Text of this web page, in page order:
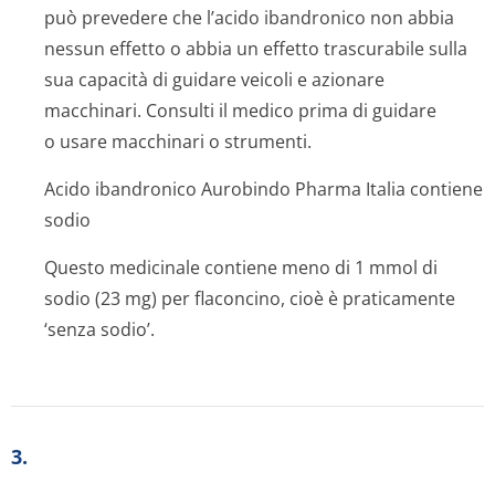
può prevedere che l’acido ibandronico non abbia
nessun effetto o abbia un effetto trascurabile sulla
sua capacità di guidare veicoli e azionare
macchinari. Consulti il medico prima di guidare
o usare macchinari o strumenti.
Acido ibandronico Aurobindo Pharma Italia contiene
sodio
Questo medicinale contiene meno di 1 mmol di
sodio (23 mg) per flaconcino, cioè è praticamente
‘senza sodio’.
3.